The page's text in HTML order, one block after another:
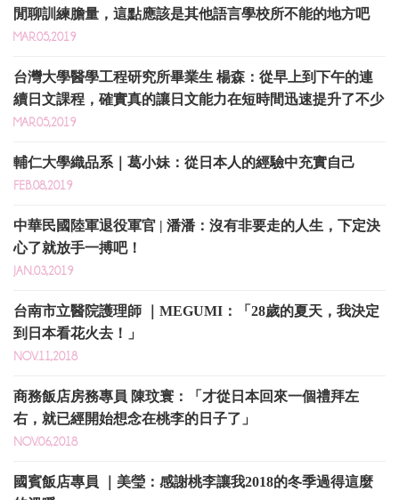
閒聊訓練膽量，這點應該是其他語言學校所不能的地方吧
MAR.05,2019
台灣大學醫學工程研究所畢業生 楊森：從早上到下午的連
續日文課程，確實真的讓日文能力在短時間迅速提升了不少
MAR.05,2019
輔仁大學織品系｜葛小妹：從日本人的經驗中充實自己
FEB.08,2019
中華民國陸軍退役軍官 | 潘潘：沒有非要走的人生，下定決
心了就放手一搏吧！ ​
JAN.03,2019
台南市立醫院護理師 ｜MEGUMI：「28歲的夏天，我決定
到日本看花火去！」
NOV.11,2018
商務飯店房務專員 陳玟寰：「才從日本回來一個禮拜左
右，就已經開始想念在桃李的日子了」
NOV.06,2018
國賓飯店專員 ｜美瑩：感謝桃李讓我2018的冬季過得這麼